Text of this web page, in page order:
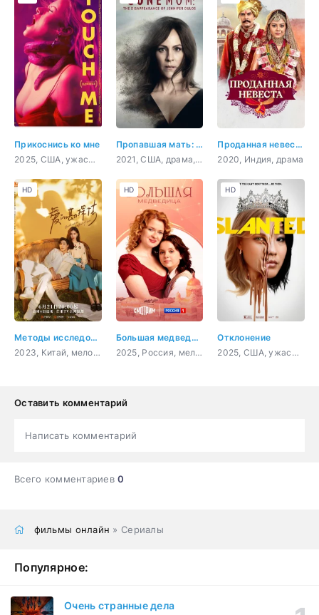
Прикоснись ко мне
2025, США, ужасы, фантастика, драма, комедия
Пропавшая мать: Исчезновение Дженнифер Дулос
2021, США, драма, криминал
Проданная невеста
2020, Индия, драма
Методы исследования любви
2023, Китай, мелодрама, комедия, детектив
HD
Большая медведица
2025, Россия, мелодрама
HD
Отклонение
2025, США, ужасы, фантастика, драма, комедия
HD
Оставить комментарий
Написать комментарий
Всего комментариев0
фильмы онлайн » Сериалы
Популярное:
Очень странные дела